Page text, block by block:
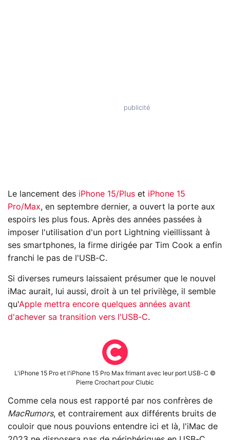
Le lancement des iPhone 15/Plus et iPhone 15
Pro/Max, en septembre dernier, a ouvert la porte aux
espoirs les plus fous. Après des années passées à
imposer l'utilisation d'un port Lightning vieillissant à
ses smartphones, la firme dirigée par Tim Cook a enfin
franchi le pas de l'USB-C.
Si diverses rumeurs laissaient présumer que le nouvel
iMac aurait, lui aussi, droit à un tel privilège, il semble
qu'Apple mettra encore quelques années avant
d'achever sa transition vers l'USB-C.
L'iPhone 15 Pro et l'iPhone 15 Pro Max frimant avec leur port USB-C ©
Pierre Crochart pour Clubic
Comme cela nous est rapporté par nos confrères de
MacRumors, et contrairement aux différents bruits de
couloir que nous pouvions entendre ici et là, l'iMac de